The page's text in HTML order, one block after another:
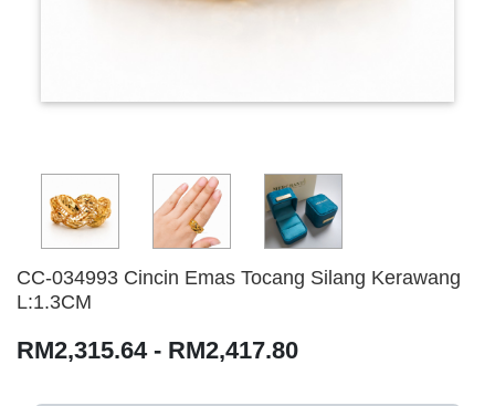
CC-034993 Cincin Emas Tocang Silang Kerawang
L:1.3CM
RM2,315.64 - RM2,417.80